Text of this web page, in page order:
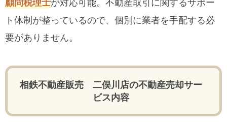
ト体制が整っているので、個別に業者を手配する必
要がありません。
相鉄不動産販売 二俣川店の不動産売却サー
ビス内容